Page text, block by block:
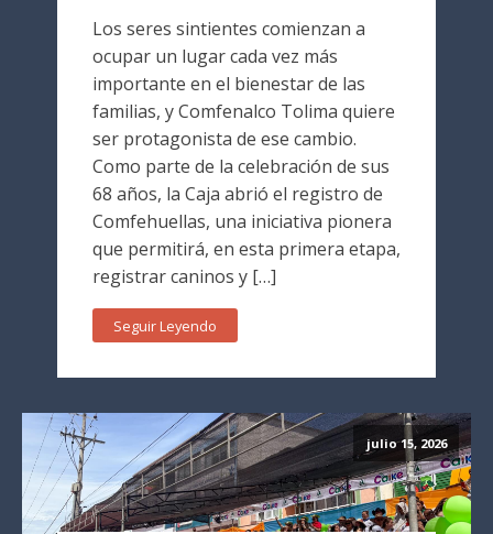
Los seres sintientes comienzan a
ocupar un lugar cada vez más
importante en el bienestar de las
familias, y Comfenalco Tolima quiere
ser protagonista de ese cambio.
Como parte de la celebración de sus
68 años, la Caja abrió el registro de
Comfehuellas, una iniciativa pionera
que permitirá, en esta primera etapa,
registrar caninos y […]
Seguir Leyendo
julio 15, 2026